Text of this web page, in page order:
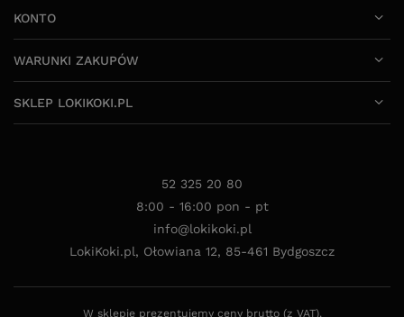
KONTO
WARUNKI ZAKUPÓW
SKLEP LOKIKOKI.PL
52 325 20 80
8:00 - 16:00 pon - pt
info@lokikoki.pl
LokiKoki.pl, Ołowiana 12, 85-461 Bydgoszcz
W sklepie prezentujemy ceny brutto (z VAT).